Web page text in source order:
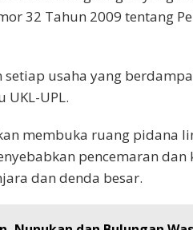
32 Tahun 2009 tentang
setiap usaha yang
UKL-UPL.
membuka ruang pidana
pencemaran
dan denda besar.